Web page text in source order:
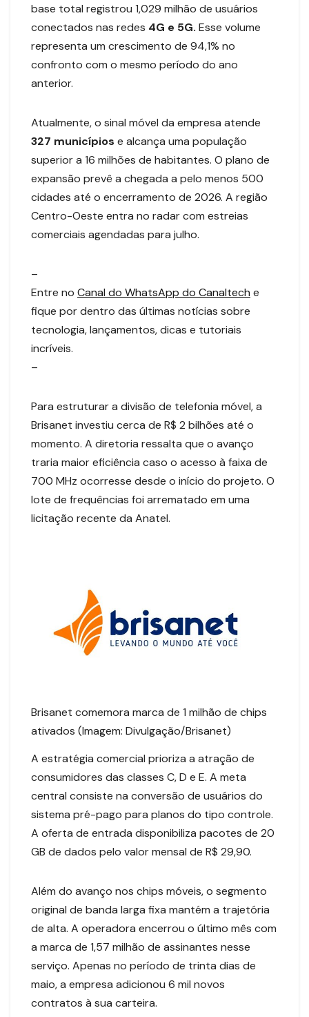
base total registrou 1,029 milhão de usuários
conectados nas redes 4G e 5G. Esse volume
representa um crescimento de 94,1% no
confronto com o mesmo período do ano
anterior.
Atualmente, o sinal móvel da empresa atende
327 municípios e alcança uma população
superior a 16 milhões de habitantes. O plano de
expansão prevê a chegada a pelo menos 500
cidades até o encerramento de 2026. A região
Centro-Oeste entra no radar com estreias
comerciais agendadas para julho.
–
Entre no Canal do WhatsApp do Canaltech e
fique por dentro das últimas notícias sobre
tecnologia, lançamentos, dicas e tutoriais
incríveis.
–
Para estruturar a divisão de telefonia móvel, a
Brisanet investiu cerca de R$ 2 bilhões até o
momento. A diretoria ressalta que o avanço
traria maior eficiência caso o acesso à faixa de
700 MHz ocorresse desde o início do projeto. O
lote de frequências foi arrematado em uma
licitação recente da Anatel.
Brisanet comemora marca de 1 milhão de chips
ativados (Imagem: Divulgação/Brisanet)
A estratégia comercial prioriza a atração de
consumidores das classes C, D e E. A meta
central consiste na conversão de usuários do
sistema pré-pago para planos do tipo controle.
A oferta de entrada disponibiliza pacotes de 20
GB de dados pelo valor mensal de R$ 29,90.
Além do avanço nos chips móveis, o segmento
original de banda larga fixa mantém a trajetória
de alta. A operadora encerrou o último mês com
a marca de 1,57 milhão de assinantes nesse
serviço. Apenas no período de trinta dias de
maio, a empresa adicionou 6 mil novos
contratos à sua carteira.